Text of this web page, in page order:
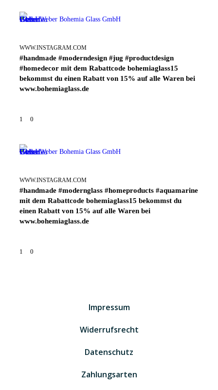
Weber Bohemia Glass GmbH
WWW.INSTAGRAM.COM
#handmade #moderndesign #jug #productdesign
#homedecor mit dem Rabattcode bohemiaglass15
bekommst du einen Rabatt von 15% auf alle Waren bei
www.bohemiaglass.de
1 0
Weber Bohemia Glass GmbH
WWW.INSTAGRAM.COM
#handmade #modernglass #homeproducts #aquamarine
mit dem Rabattcode bohemiaglass15 bekommst du
einen Rabatt von 15% auf alle Waren bei
www.bohemiaglass.de
1 0
Impressum
Widerrufsrecht
Datenschutz
Zahlungsarten